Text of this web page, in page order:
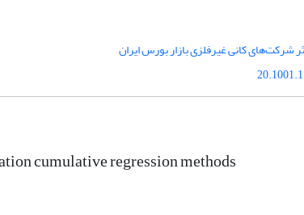
شرکت‌های کانی غیرفلزی بازار بورس ایران
cumulative regression methods